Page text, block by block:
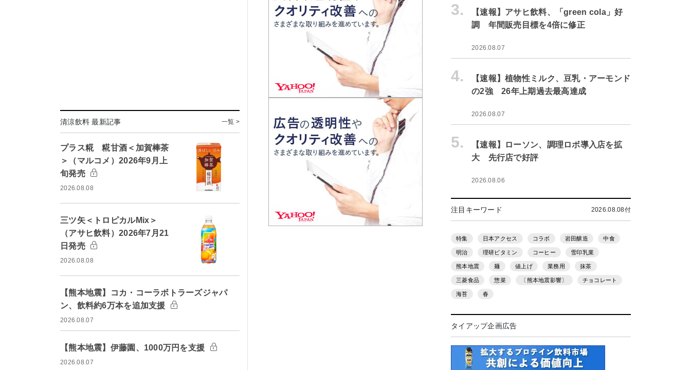
清涼飲料 最新記事 一覧 >
プラス糀 糀甘酒＜加賀棒茶
＞（マルコメ）2026年9月上
旬発売
2026.08.08
三ツ矢＜トロピカルMix＞
（アサヒ飲料）2026年7月21
日発売
2026.08.08
【熊本地震】コカ・コーラボトラーズジャパ
ン、飲料約6万本を追加支援
2026.08.07
【熊本地震】伊藤園、1000万円を支援
2026.08.07
3.
【速報】アサヒ飲料、「green cola」好
調 年間販売目標を4倍に修正
2026.08.07
4.
【速報】植物性ミルク、豆乳・アーモンド
の2強 26年上期過去最高達成
2026.08.07
5.
【速報】ローソン、調理ロボ導入店を拡
大 先行店で好評
2026.08.06
注目キーワード 2026.08.08付
特集 日本アクセス コラボ 岩田醸造 中食
明治 理研ビタミン コーヒー 雪印乳業
熊本地震 麺 値上げ 業務用 抹茶
三菱食品 惣菜 〔熊本地震影響〕 チョコレート
海苔 春
タイアップ企画広告